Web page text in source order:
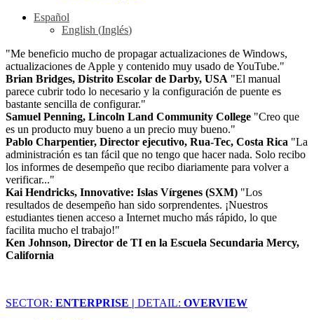
Español
English (Inglés)
"Me beneficio mucho de propagar actualizaciones de Windows,
actualizaciones de Apple y contenido muy usado de YouTube."
Brian Bridges, Distrito Escolar de Darby, USA "El manual
parece cubrir todo lo necesario y la configuración de puente es
bastante sencilla de configurar."
Samuel Penning, Lincoln Land Community College "Creo que
es un producto muy bueno a un precio muy bueno."
Pablo Charpentier, Director ejecutivo, Rua-Tec, Costa Rica "La
administración es tan fácil que no tengo que hacer nada. Solo recibo
los informes de desempeño que recibo diariamente para volver a
verificar..."
Kai Hendricks, Innovative: Islas Vírgenes (SXM) "Los
resultados de desempeño han sido sorprendentes. ¡Nuestros
estudiantes tienen acceso a Internet mucho más rápido, lo que
facilita mucho el trabajo!"
Ken Johnson, Director de TI en la Escuela Secundaria Mercy,
California
SECTOR: ENTERPRISE | DETAIL: OVERVIEW